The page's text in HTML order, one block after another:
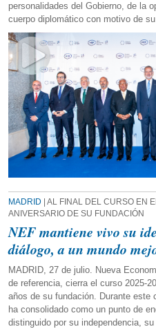
personalidades del Gobierno, de la
cuerpo diplomático con motivo de
MADRID | AL FINAL DEL CURSO EN
ANIVERSARIO DE SU FUNDACIÓN
NEF mantiene vivo su
diálogo, a un mundo
MADRID, 27 de julio. Nueva
de referencia, cierra el curso 2025-
años de su fundación. Durante este
ha consolidado como un punto de
distinguido por su independencia,